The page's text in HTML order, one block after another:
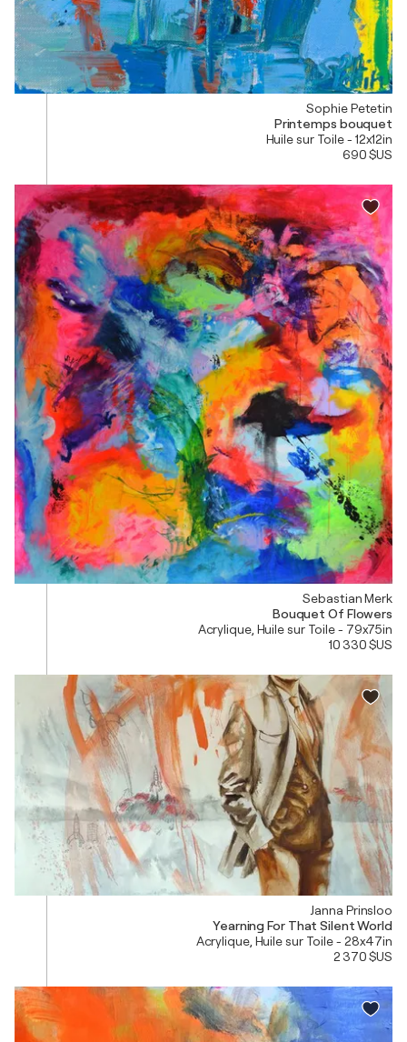
Sophie Petetin
Printemps bouquet
Huile sur Toile - 12x12in
690 $US
Sebastian Merk
Bouquet Of Flowers
Acrylique, Huile sur Toile - 79x75in
10 330 $US
Janna Prinsloo
Yearning For That Silent World
Acrylique, Huile sur Toile - 28x47in
2 370 $US